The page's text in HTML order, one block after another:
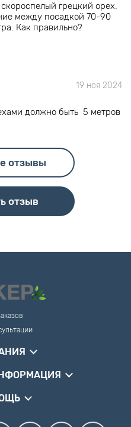
грецкий орех.
между посадкой 70-90
Как правильно?
19 ноя 2024
должно быть 5 метров
отзывы
отзыв